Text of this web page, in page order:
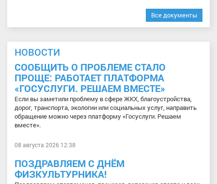
Все документы
НОВОСТИ
СООБЩИТЬ О ПРОБЛЕМЕ СТАЛО
ПРОЩЕ: РАБОТАЕТ ПЛАТФОРМА
«ГОСУСЛУГИ. РЕШАЕМ ВМЕСТЕ»
Если вы заметили проблему в сфере ЖКХ, благоустройства,
дорог, транспорта, экологии или социальных услуг, направить
обращение можно через платформу «Госуслуги. Решаем
вместе».
08 августа 2026 12:38
ПОЗДРАВЛЯЕМ С ДНЁМ
ФИЗКУЛЬТУРНИКА!